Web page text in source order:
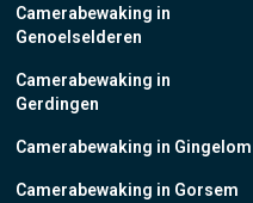
Camerabewaking in
Genoelselderen
Camerabewaking in
Gerdingen
Camerabewaking in Gingelom
Camerabewaking in Gorsem